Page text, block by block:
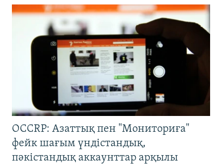
OCCRP: Азаттық пен "Мониториға"
фейк шағым үндістандық,
пәкістандық аккаунттар арқылы